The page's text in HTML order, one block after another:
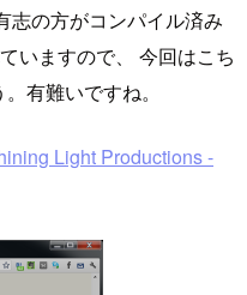
志の方がコンパイル済み
いますので、 今回はこち
有難いですね。
Light Productions -